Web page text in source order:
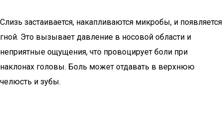
Слизь застаивается, накапливаются микробы, и появляется
гной. Это вызывает давление в носовой области и
неприятные ощущения, что провоцирует боли при
наклонах головы. Боль может отдавать в верхнюю
челюсть и зубы.